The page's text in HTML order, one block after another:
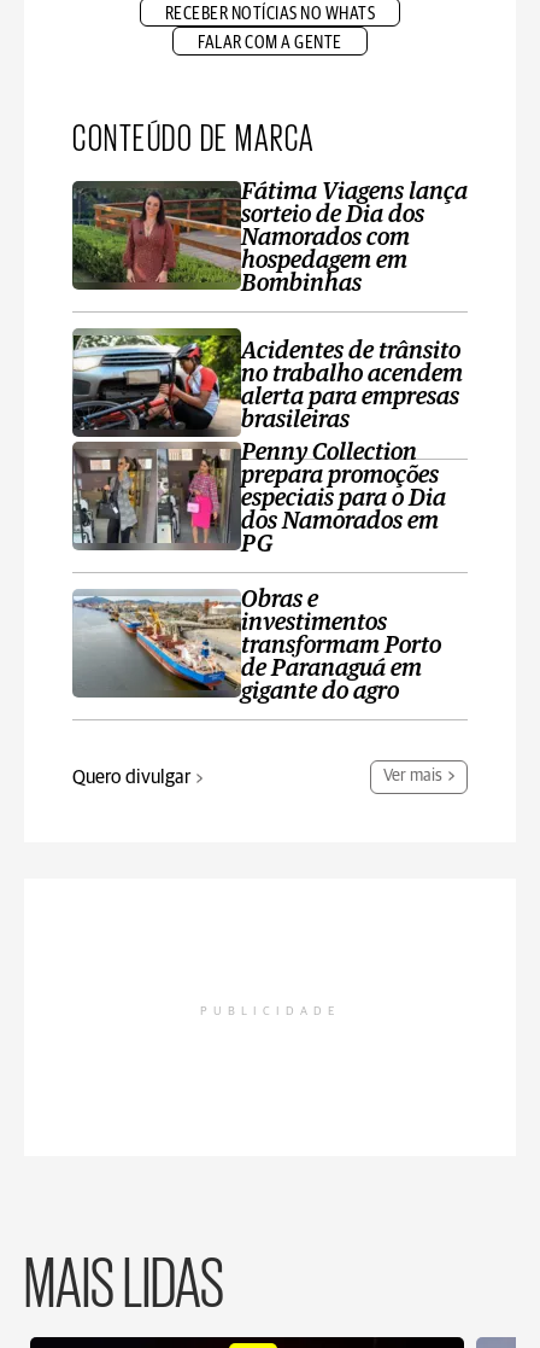
RECEBER NOTÍCIAS NO WHATS
FALAR COM A GENTE
CONTEÚDO DE MARCA
Fátima Viagens lança
sorteio de Dia dos
Namorados com
hospedagem em
Bombinhas
Acidentes de trânsito
no trabalho acendem
alerta para empresas
brasileiras
Penny Collection
prepara promoções
especiais para o Dia
dos Namorados em
PG
Obras e
investimentos
transformam Porto
de Paranaguá em
gigante do agro
Quero divulgar Ver mais
PUBLICIDADE
MAIS LIDAS